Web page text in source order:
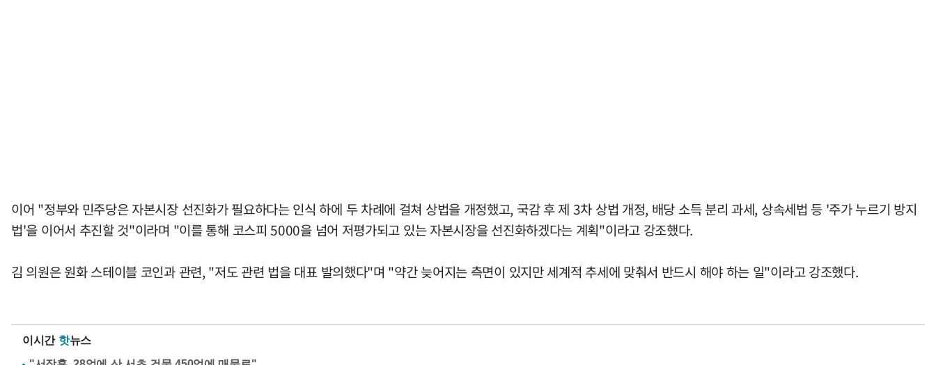
이어 "정부와 민주당은 자본시장 선진화가 필요하다는 인식 하에 두 차례에 걸쳐 상법을 개정했고, 국감 후 제 3차 상법 개정, 배당 소득 분리 과세, 상속세법 등 '주가 누르기 방지
법'을 이어서 추진할 것"이라며 "이를 통해 코스피 5000을 넘어 저평가되고 있는 자본시장을 선진화하겠다는 계획"이라고 강조했다.
김 의원은 원화 스테이블 코인과 관련, "저도 관련 법을 대표 발의했다"며 "약간 늦어지는 측면이 있지만 세계적 추세에 맞춰서 반드시 해야 하는 일"이라고 강조했다.
이시간 핫뉴스